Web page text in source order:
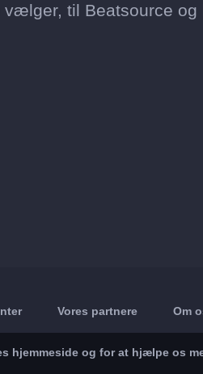
til Beatsource
Vores partnere Om
hjemmeside og for at hjælpe os